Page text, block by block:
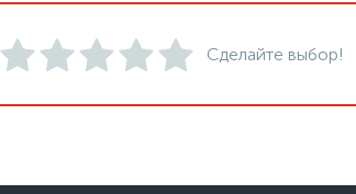
Сделайте выбор!